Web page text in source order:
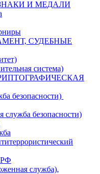
И МЕДАЛИ
СУДЕБНЫЕ
система)
безопасности)
безопасности)
РФ
служба),